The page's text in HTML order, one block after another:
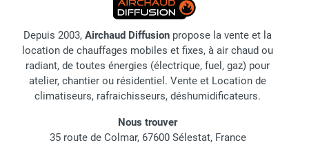
Depuis 2003, Airchaud Diffusion propose la vente et la
location de chauffages mobiles et fixes, à air chaud ou
radiant, de toutes énergies (électrique, fuel, gaz) pour
atelier, chantier ou résidentiel. Vente et Location de
climatiseurs, rafraichisseurs, déshumidificateurs.
Nous trouver
35 route de Colmar, 67600 Sélestat, France